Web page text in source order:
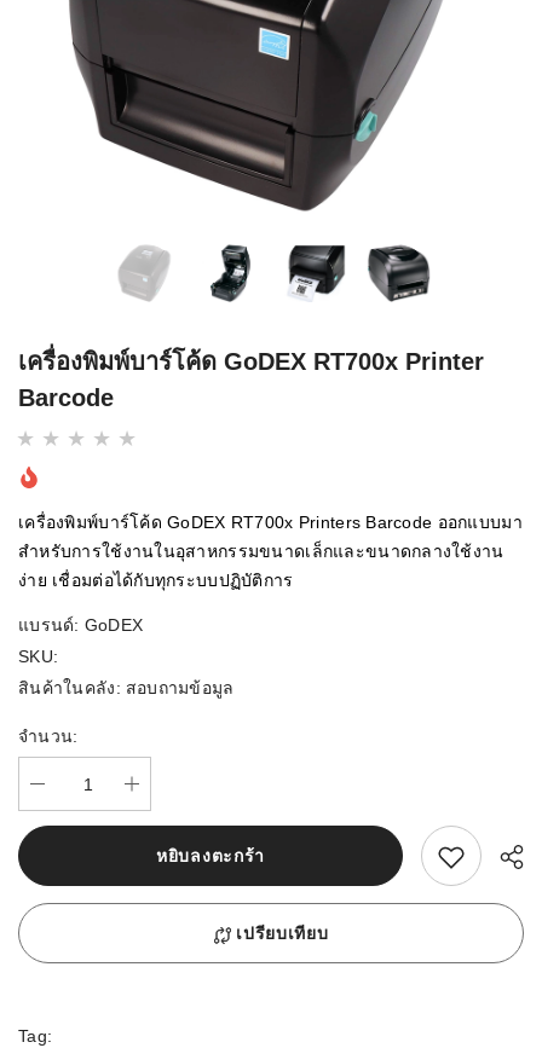
เครื่องพิมพ์บาร์โค้ด GoDEX RT700x Printer
Barcode
เครื่องพิมพ์บาร์โค้ด GoDEX RT700x Printers Barcode ออกแบบมา
สำหรับการใช้งานในอุสาหกรรมขนาดเล็กและขนาดกลางใช้งาน
ง่าย เชื่อมต่อได้กับทุกระบบปฏิบัติการ
แบรนด์: GoDEX
SKU:
สินค้าในคลัง: สอบถามข้อมูล
จำนวน:
หยิบลงตะกร้า สนใจสิ้นค้านี้
เปรียบเทียบ
Tag: